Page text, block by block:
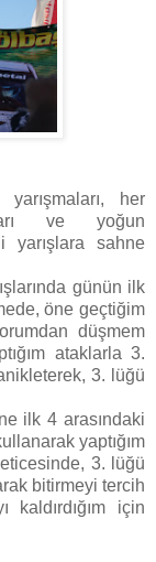
her
ve yoğun
yarışlara sahne
günün ilk
öne geçtiğim
düşmem
ataklarla 3.
3. lüğü
arasındaki
yaptığım
3. lüğü
bitirmeyi tercih
kaldırdığım için